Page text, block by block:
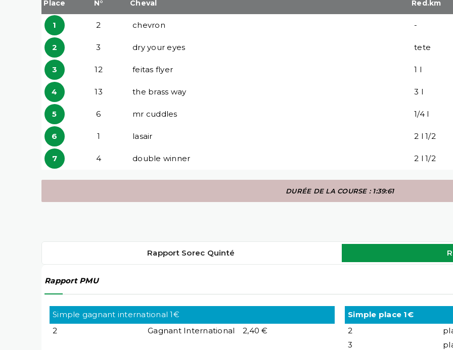
Place N° Cheval Red.km
1 2 chevron -
2 3 dry your eyes tete
3 12 feitas flyer 1 l
4 13 the brass way 3 l
5 6 mr cuddles 1/4 l
6 1 lasair 2 l 1/2
7 4 double winner 2 l 1/2
DURÉE DE LA COURSE : 1:39:61
Rapport Sorec Quinté
Rapport PMU
Simple gagnant international 1€
2
Gagnant International 2,40 €
Simple place 1€
2
3